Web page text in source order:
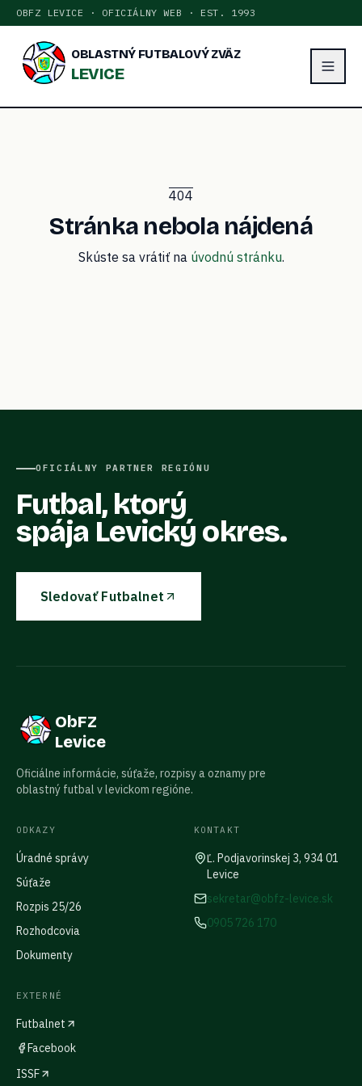
OBFZ LEVICE · OFICIÁLNY WEB · EST. 1993
OBLASTNÝ FUTBALOVÝ ZVÄZ
LEVICE
404
Stránka nebola nájdená
Skúste sa vrátiť na úvodnú stránku.
OFICIÁLNY PARTNER REGIÓNU
Futbal, ktorý
spája Levický okres.
Sledovať Futbalnet
ObFZ
Levice
Oficiálne informácie, súťaže, rozpisy a oznamy pre
oblastný futbal v levickom regióne.
ODKAZY
Úradné správy
Súťaže
Rozpis 25/26
Rozhodcovia
Dokumenty
KONTAKT
Ľ. Podjavorinskej 3, 934 01
Levice
sekretar@obfz-levice.sk
0905 726 170
EXTERNÉ
Futbalnet
Facebook
ISSF